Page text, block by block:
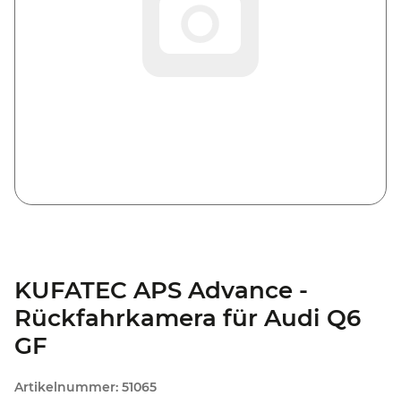
KUFATEC APS Advance -
Rückfahrkamera für Audi Q6
GF
Artikelnummer: 51065